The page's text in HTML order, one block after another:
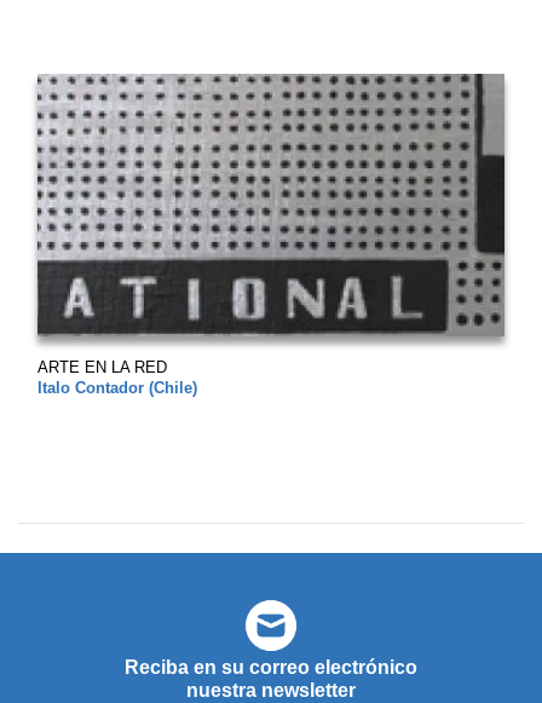
ARTE EN LA RED
Italo Contador (Chile)
Reciba en su correo electrónico
nuestra newsletter